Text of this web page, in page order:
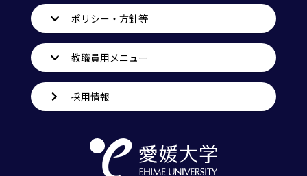
ポリシー・方針等
教職員用メニュー
採用情報